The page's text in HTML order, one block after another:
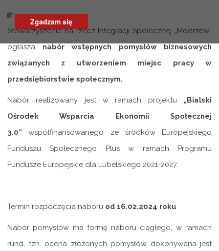
11 czerwca 2024
Stowarzyszenie na rzecz Integracji Społecznej „Modrzew”
ogłasza nabór wstępnych pomysłów biznesowych
związanych z utworzeniem miejsc pracy w
przedsiębiorstwie społecznym.
Nabór realizowany jest w ramach projektu „Bialski
Ośrodek Wsparcia Ekonomii Społecznej
3.0” współfinansowanego ze środków Europejskiego
Funduszu Społecznego Plus w ramach Programu
Fundusze Europejskie dla Lubelskiego 2021-2027.
Termin rozpoczęcia naboru od 16.02.2024 roku
Nabór pomysłów ma formę naboru ciągłego, w ramach
rund, tzn. ocena złożonych pomysłów dokonywana jest
Zgadzam się